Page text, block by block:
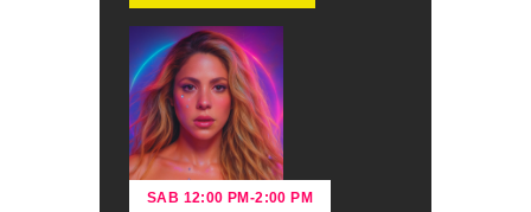
SAB 12:00 PM -2:00 PM